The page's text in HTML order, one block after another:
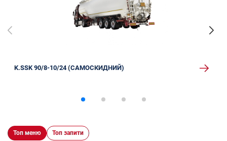
K.SSK 90/8-10/24 (САМОСКИДНИЙ)
Топ меню Топ запити